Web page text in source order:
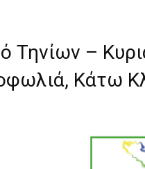
Τηνίων –
Κάτω